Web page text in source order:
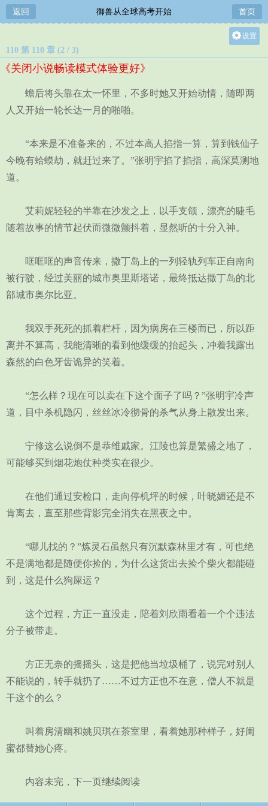
返回 御兽从全球高考开始 首页
设置
中
110 第 110 章 (2 / 3)
《关闭小说畅读模式体验更好》
蟾后将头靠在太一怀里，不多时她又开始动情，随即两
人又开始一轮长达一月的啪啪。
“本来是不准备来的，不过本高人掐指一算，算到钱仙子
今晚有蛤蟆劫，就赶过来了。”张明宇掐了掐指，高深莫测地
道。
艾莉妮轻轻的半靠在沙发之上，以手支颌，漂亮的睫毛
随着故事的情节起伏而微微颤抖着，显然听的十分入神。
哐哐哐的声音传来，撒丁岛上的一列轻轨列车正自南向
被行驶，经过美丽的城市奥里斯塔诺，最终抵达撒丁岛的北
部城市奥尔比亚。
我双手死死的抓着栏杆，因为病房在三楼而已，所以距
离并不算高，我能清晰的看到他缓缓的抬起头，冲着我露出
森然的白色牙齿诡异的笑着。
“怎么样？现在可以卖在下这个面子了吗？”张明宇冷声
道，目中杀机隐闪，丝丝冰冷彻骨的杀气从身上散发出来。
宁修这么说倒不是恭维戚家。江陵也算是繁盛之地了，
可能够买到烟花炮仗种类实在很少。
在他们通过安检口，走向停机坪的时候，叶晓媚还是不
肯离去，直至那些背影完全消失在黑夜之中。
“哪儿找的？”炼灵石虽然只有沉默森林里才有，可也绝
不是满地都是随便你捡的，为什么这货出去捡个柴火都能碰
到，这是什么狗屎运？
这个过程，方正一直没走，陪着刘欣雨看着一个个违法
分子被带走。
方正无奈的摇摇头，这是把他当垃圾桶了，说完对别人
不能说的，转手就扔了……不过方正也不在意，僧人不就是
干这个的么？
叫着房清幽和姚贝琪在茶室里，看着她那种样子，好闺
蜜都替她心疼。
内容未完，下一页继续阅读